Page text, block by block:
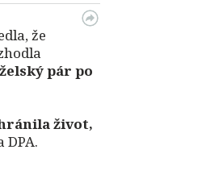
že
pár po
život,